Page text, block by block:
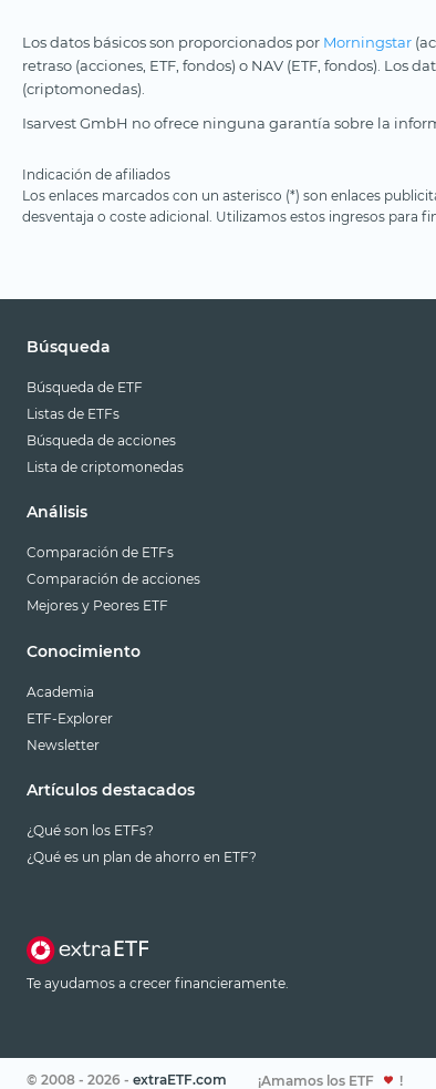
Los datos básicos son proporcionados por Morningstar
retraso (acciones, ETF, fondos) o NAV (ETF, fondos).
(criptomonedas).
Isarvest GmbH no ofrece ninguna garantía sobre la
Indicación de afiliados
Los enlaces marcados con un asterisco (*) son enlaces
desventaja o coste adicional. Utilizamos estos ingresos para
Búsqueda
Búsqueda de ETF
Listas de ETFs
Búsqueda de acciones
Lista de criptomonedas
Análisis
Comparación de ETFs
Comparación de acciones
Mejores y Peores ETF
Conocimiento
Academia
ETF-Explorer
Newsletter
Artículos destacados
¿Qué son los ETFs?
¿Qué es un plan de ahorro en ETF?
Te ayudamos a crecer financieramente.
© 2008 - 2026 - extraETF.com ¡Amamos los ETF !